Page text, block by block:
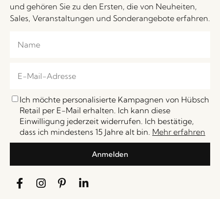
und gehören Sie zu den Ersten, die von Neuheiten,
Sales, Veranstaltungen und Sonderangebote erfahren.
Ich möchte personalisierte Kampagnen von Hübsch
Retail per E-Mail erhalten. Ich kann diese
Einwilligung jederzeit widerrufen. Ich bestätige,
dass ich mindestens 15 Jahre alt bin. Mehr erfahren
Anmelden